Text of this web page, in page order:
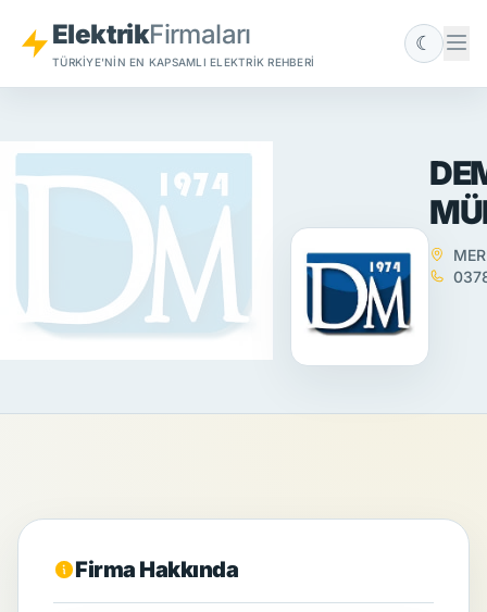
ElektrikFirmaları
TÜRKIYE'NIN EN KAPSAMLI ELEKTRIK REHBERI
☾
Firma Hakkında